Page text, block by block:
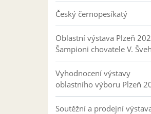
Český černopesíkatý
Oblastní výstava Plzeň
Šampioni chovatele V.
Vyhodnocení výstavy
oblastního výboru Plzeň
Soutěžní a prodejní